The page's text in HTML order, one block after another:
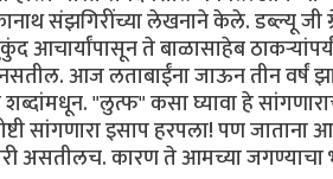
संझगिरींच्या लेखनाने केले. डब्ल्यू
आचार्यांपासून ते बाळासाहेब
आज लताबाईंना जाऊन तीन वर्षं
"लुत्फ" कसा घ्यावा हे
सांगणारा इसाप हरपला! पण
असतीलच. कारण ते आमच्या जगण्याचा